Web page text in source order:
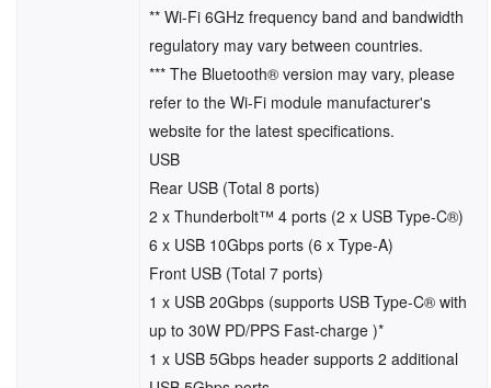
** Wi-Fi 6GHz frequency band and bandwidth
regulatory may vary between countries.
*** The Bluetooth® version may vary, please
refer to the Wi-Fi module manufacturer's
website for the latest specifications.
USB
Rear USB (Total 8 ports)
2 x Thunderbolt™ 4 ports (2 x USB Type-C®)
6 x USB 10Gbps ports (6 x Type-A)
Front USB (Total 7 ports)
1 x USB 20Gbps (supports USB Type-C® with
up to 30W PD/PPS Fast-charge )*
1 x USB 5Gbps header supports 2 additional